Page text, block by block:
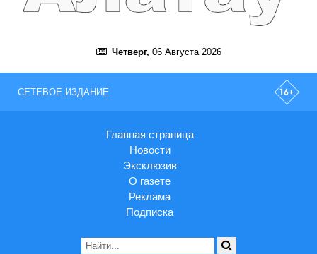
Четверг, 06 Августа 2026
СЕТЕВОЕ ИЗДАНИЕ
Главная страница
Новости
Эксклюзив
О газете
Реклама
Подписка